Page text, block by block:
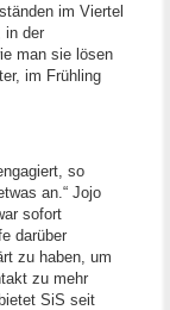
im Viertel
in der
man sie lösen
im Frühling
so
an.“ Jojo
sofort
darüber
zu haben, um
zu mehr
SiS seit